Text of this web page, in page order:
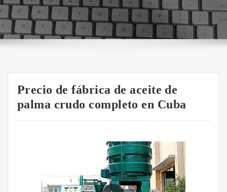
Precio de fábrica de aceite de
palma crudo completo en Cuba